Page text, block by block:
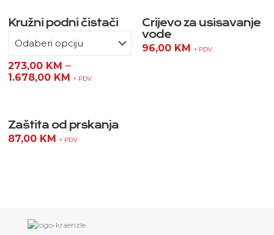
Kružni podni čistači
273,00 KM –
1.678,00 KM + PDV
Crijevo za usisavanje
vode
96,00 KM + PDV
Zaštita od prskanja
87,00 KM + PDV